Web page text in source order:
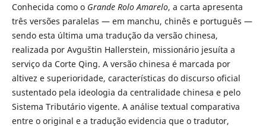
Conhecida como o Grande Rolo Amarelo, a carta apresenta
três versões paralelas — em manchu, chinês e português —
sendo esta última uma tradução da versão chinesa,
realizada por Avguštin Hallerstein, missionário jesuíta a
serviço da Corte Qing. A versão chinesa é marcada por
altivez e superioridade, características do discurso oficial
sustentado pela ideologia da centralidade chinesa e pelo
Sistema Tributário vigente. A análise textual comparativa
entre o original e a tradução evidencia que o tradutor,